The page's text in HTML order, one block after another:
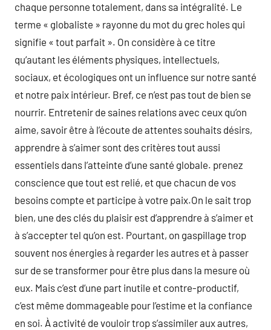
chaque personne totalement, dans sa intégralité. Le
terme « globaliste » rayonne du mot du grec holes qui
signifie « tout parfait ». On considère à ce titre
qu’autant les éléments physiques, intellectuels,
sociaux, et écologiques ont un influence sur notre santé
et notre paix intérieur. Bref, ce n’est pas tout de bien se
nourrir. Entretenir de saines relations avec ceux qu’on
aime, savoir être à l’écoute de attentes souhaits désirs,
apprendre à s’aimer sont des critères tout aussi
essentiels dans l’atteinte d’une santé globale. prenez
conscience que tout est relié, et que chacun de vos
besoins compte et participe à votre paix.On le sait trop
bien, une des clés du plaisir est d’apprendre à s’aimer et
à s’accepter tel qu’on est. Pourtant, on gaspillage trop
souvent nos énergies à regarder les autres et à passer
sur de se transformer pour être plus dans la mesure où
eux. Mais c’est d’une part inutile et contre-productif,
c’est même dommageable pour l’estime et la confiance
en soi. À activité de vouloir trop s’assimiler aux autres,